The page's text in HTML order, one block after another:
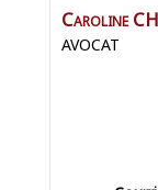
Caroline
AVOCAT